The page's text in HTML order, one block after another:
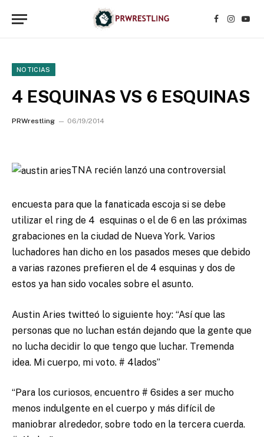
Facebook
NOTICIAS
4 ESQUINAS VS 6 ESQUINAS
PRWrestling 06/19/2014
TNA recién lanzó una controversial
encuesta para que la fanaticada escoja si se debe
utilizar el ring de 4 esquinas o el de 6 en las próximas
grabaciones en la ciudad de Nueva York. Varios
luchadores han dicho en los pasados meses que debido
a varias razones prefieren el de 4 esquinas y dos de
estos ya han sido vocales sobre el asunto.
Austin Aries twitteó lo siguiente hoy: “Así que las
personas que no luchan están dejando que la gente que
no lucha decidir lo que tengo que luchar. Tremenda
idea. Mi cuerpo, mi voto. # 4lados”
“Para los curiosos, encuentro # 6sides a ser mucho
menos indulgente en el cuerpo y más difícil de
maniobrar alrededor, sobre todo en la tercera cuerda.